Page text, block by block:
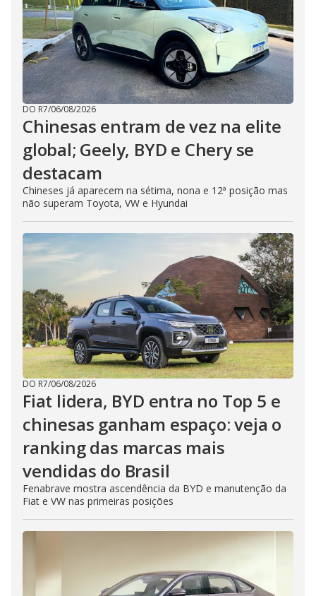
DO R7/06/08/2026
Chinesas entram de vez na elite
global; Geely, BYD e Chery se
destacam
Chineses já aparecem na sétima, nona e 12ª posição mas
não superam Toyota, VW e Hyundai
DO R7/06/08/2026
Fiat lidera, BYD entra no Top 5 e
chinesas ganham espaço: veja o
ranking das marcas mais
vendidas do Brasil
Fenabrave mostra ascendência da BYD e manutenção da
Fiat e VW nas primeiras posições